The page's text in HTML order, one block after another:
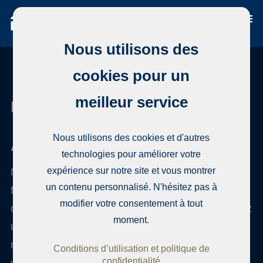
Habita Vaasa
Acheter une propriété à Vaasa
Nous avons un registre complet des propriétés à la
fois localement et globalement, et ajoutons
quotidiennement de nouvelles maisons. Vous aurez
un représentant qui vous présentera le meilleur
mélange de maisons potentielles et organisera les
Nous utilisons des
cookies pour un
meilleur service
Nous utilisons des cookies et d'autres
technologies pour améliorer votre
expérience sur notre site et vous montrer
un contenu personnalisé. N'hésitez pas à
modifier votre consentement à tout
moment.
Conditions d’utilisation et politique de
confidentialité